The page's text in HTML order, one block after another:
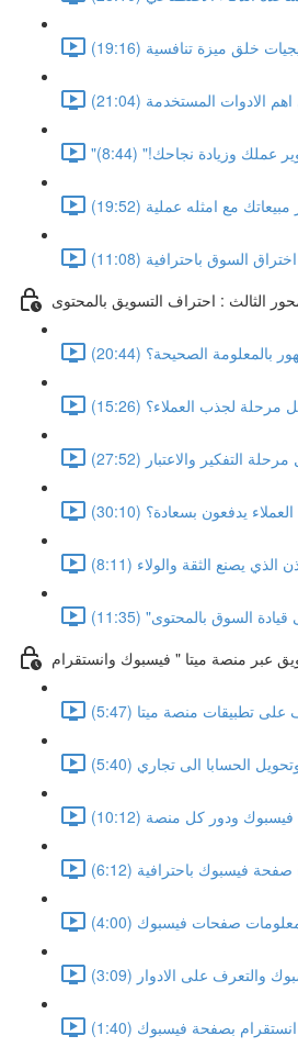
عملك وزيادة نجاحك!" (8:44)
مع امثله عملية (19:52)
الثالث : احتراف التسويق بالمحتوى
الصحيحة؟ (20:44)
لجذب العملاء؟ (15:26)
التفكير والاعتبار (27:52)
يدفعون بسعادة؟ (30:10)
يصنع الثقة والولاء (8:11)
السوق بالمحتوى" (11:35)
على تطبيقات منصة ميتا (5:47)
الحسابا الى تجاري (5:40)
ودور كل منصة (10:12)
صفحة فيسبوك باحترافية (6:12)
صفحات فيسبوك (4:00)
على الادوار (3:09)
بصفحة فيسبوك (1:40)